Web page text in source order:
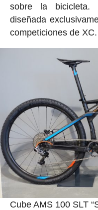
sobre la
diseñada
competiciones de XC.
Cube AMS 100 SLT